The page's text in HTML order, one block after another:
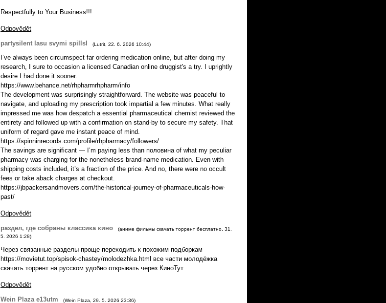
Respectfully to Your Business!!!
Odpovědět
partysilent lasu svymi spillsl
(Lutrit 22. 6. 2026 10:44)
I’ve always been circumspect far ordering medication online, but after doing my
research, I sure to occasion a licensed Canadian online druggist's a try. I uprightly
desire I had done it sooner.
https://www.behance.net/rhpharmrhpharm/info
The development was surprisingly straightforward. The website was peaceful to
navigate, and uploading my prescription took impartial a few minutes. What really
impressed me was how despatch a essential pharmaceutical chemist reviewed the
entirety and followed up with a confirmation on stand-by to secure my safety. That
uniform of regard gave me instant peace of mind.
https://spinninrecords.com/profile/rhpharmacy/followers/
The savings are significant — I’m paying less than половина of what my peculiar
pharmacy was charging for the nonetheless brand-name medication. Even with
shipping costs included, it’s a fraction of the price. And no, there were no occult
fees or take aback charges at checkout.
https://jbpackersandmovers.com/the-historical-journey-of-pharmaceuticals-how-
past/
Odpovědět
раздел, где собраны классика кино
(аниме фильмы скачать торрент бесплатно 31.
5. 2026 1:28)
Через связанные разделы проще переходить к похожим подборкам
https://movietut.top/spisok-chastey/molodezhka.html все части молодёжка
скачать торрент на русском удобно открывать через КиноТут
Odpovědět
Wein Plaza e13utm
(Wein Plaza 29. 5. 2026 23:36)